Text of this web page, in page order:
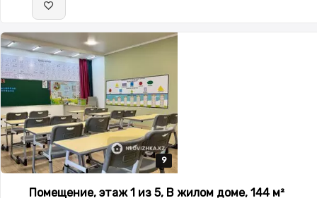
9
9
9
9
9
Помещение, этаж 1 из 5, В жилом доме, 144 м²